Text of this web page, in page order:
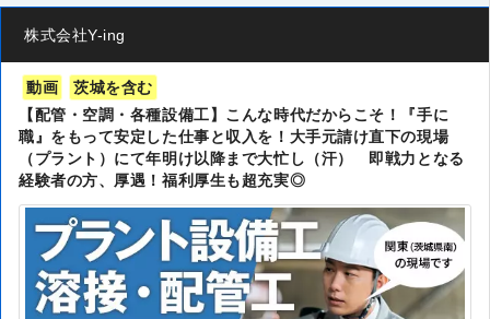
株式会社Y-ing
動画
茨城を含む
【配管・空調・各種設備工】こんな時代だからこそ！『手に
職』をもって安定した仕事と収入を！大手元請け直下の現場
（プラント）にて年明け以降まで大忙し（汗） 即戦力となる
経験者の方、厚遇！福利厚生も超充実◎